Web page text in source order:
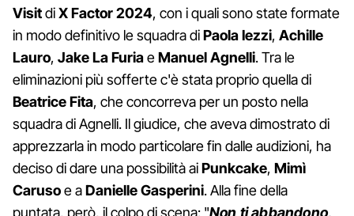
VisitdiX Factor 2024, con i quali sono state formate
in modo definitivo le squadra diPaola Iezzi, Achille
Lauro, Jake La FuriaeManuel Agnelli. Tra le
eliminazioni più sofferte c'è stata proprio quella di
Beatrice Fita, che concorreva per un posto nella
squadra di Agnelli. Il giudice, che aveva dimostrato di
apprezzarla in modo particolare fin dalle audizioni, ha
deciso di dare una possibilità aiPunkcake, Mimì
Carusoe aDanielle Gasperini. Alla fine della
puntata, però, il colpo di scena: "Non ti abbandono,